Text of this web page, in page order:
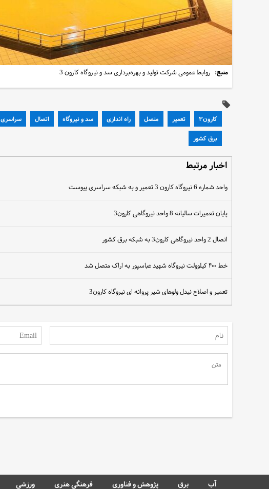
منبع: روابط عمومی شرکت تولید و بهره‌برداری سد و نیروگاه کارون 3
کارون۳ تعمیر متصل راه اندازی سد و نیروگاه اتصال سراسری
برق کشور
اخبار مرتبط
واحد شماره 6 نیروگاه کارون 3 تعمیر و به شبکه سراسری پیوست
پایان تعمیرات سالیانه 8 واحد نیروگاهی کارون3
اتصال 2 واحد نیروگاهی کارون3 به شبکه برق کشور
خط ۴۰۰ کیلوولت نیروگاه شهید عباسپور به اراک متصل شد
تعمیر و اصلاح نیدل ولوهای شیر پروانه ای نیروگاه کارون3
آب برق پژوهش و فناوری فرهنگی هنری ورزشی